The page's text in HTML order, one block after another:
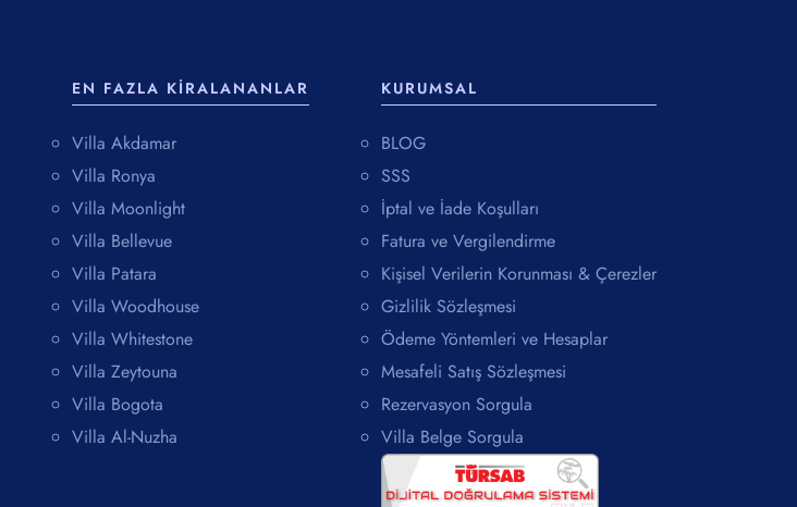
EN FAZLA KIRALANANLAR
Villa Akdamar
Villa Ronya
Villa Moonlight
Villa Bellevue
Villa Patara
Villa Woodhouse
Villa Whitestone
Villa Zeytouna
Villa Bogota
Villa Al-Nuzha
KURUMSAL
BLOG
SSS
İptal ve İade Koşulları
Fatura ve Vergilendirme
Kişisel Verilerin Korunması & Çerezler
Gizlilik Sözleşmesi
Ödeme Yöntemleri ve Hesaplar
Mesafeli Satış Sözleşmesi
Rezervasyon Sorgula
Villa Belge Sorgula